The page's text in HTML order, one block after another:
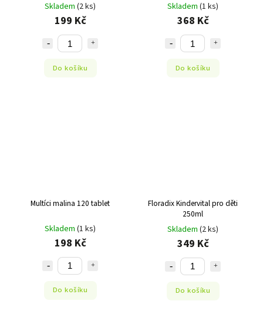
Skladem (2 ks)
199 Kč
Do košíku
Skladem (1 ks)
368 Kč
Do košíku
Multíci malina 120 tablet
Skladem (1 ks)
198 Kč
Do košíku
Floradix Kindervital pro děti
250ml
Skladem (2 ks)
349 Kč
Do košíku